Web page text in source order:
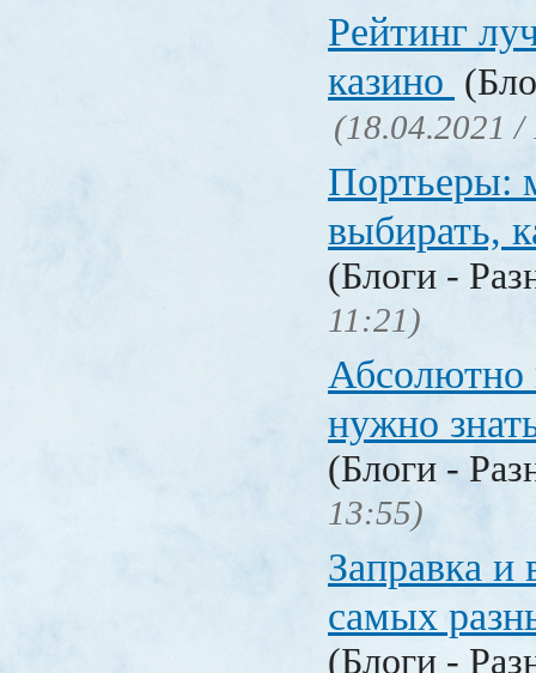
Рейтинг
казино
(18.04.2021 /
Портьеры:
выбирать,
(Блоги -
11:21)
Абсолютно
нужно
(Блоги -
13:55)
Заправка и
самых
(Блоги -